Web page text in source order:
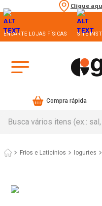
Clique
ENCARTE LOJAS FÍSICAS SITE
Compra rápida
Frios e Laticínios Iogurtes